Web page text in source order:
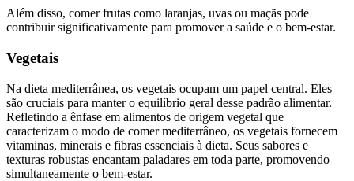
Além disso, comer frutas como laranjas, uvas ou maçãs pode
contribuir significativamente para promover a saúde e o bem-estar.
Vegetais
Na dieta mediterrânea, os vegetais ocupam um papel central. Eles
são cruciais para manter o equilíbrio geral desse padrão alimentar.
Refletindo a ênfase em alimentos de origem vegetal que
caracterizam o modo de comer mediterrâneo, os vegetais fornecem
vitaminas, minerais e fibras essenciais à dieta. Seus sabores e
texturas robustas encantam paladares em toda parte, promovendo
simultaneamente o bem-estar.